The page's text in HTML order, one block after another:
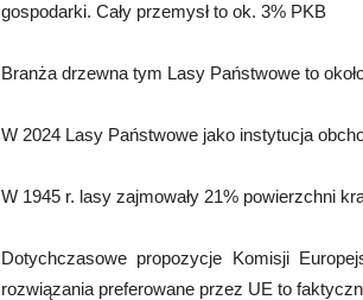
gospodarki. Cały przemysł to ok. 3% PKB
Branża drzewna tym Lasy Państwowe to
W 2024 Lasy Państwowe jako instytucja
W 1945 r. lasy zajmowały 21% powierzchni
Dotychczasowe propozycje Komisji
rozwiązania preferowane przez UE to